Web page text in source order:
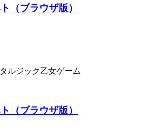
（ブラウザ版）
ルジック乙女ゲーム
（ブラウザ版）